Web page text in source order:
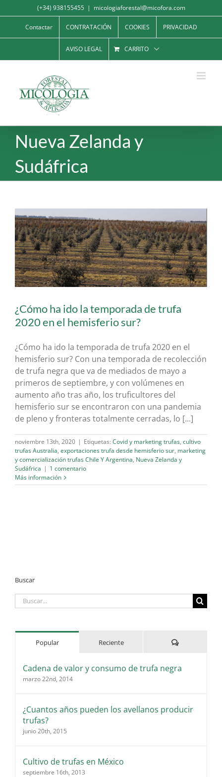
al
contenido
(+34) 938155455 | micologiaforestal@micofora.com
Contactar CONTRATACIÓN COOKIES PRIVACIDAD
AVISO LEGAL CARRITO
Nueva Zelanda y
Sudáfrica
¿Cómo ha ido la temporada de trufa
2020 en el hemisferio sur?
¿Cómo ha ido la temporada de trufa 2020 en el
hemisferio sur? Con una temporada de recolección
de trufa negra que va de mediados de mayo a
primeros de septiembre, y con volúmenes en
aumento año tras año, los truficultores del
hemisferio sur se encontraron con una pandemia
de pleno y fronteras totalmente cerradas, lo [...]
noviembre 13th, 2020 | Etiquetas: Covid y marketing trufas, cultivo
trufas Australia, exportaciones trufa desde hemisferio sur, marketing
y comercialización trufas Chile Y Argentina, Nueva Zelanda y
Sudáfrica | 1 comentario
Más información
Buscar
Buscar:
Popular Reciente Comentarios
Cadena de valor y consumo de trufa negra
marzo 22nd, 2014
¿Cuantos años pueden los avellanos producir
trufas?
junio 20th, 2015
Cultivo de trufas en México
septiembre 16th, 2013